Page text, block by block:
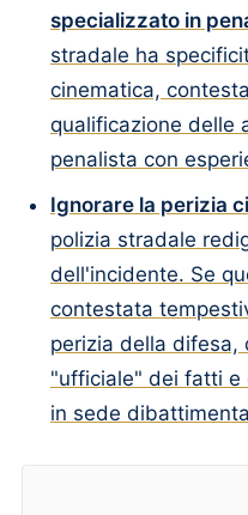
specializzato in
stradale ha
cinematica,
qualificazione delle
penalista con
Ignorare la perizia
polizia stradale
dell'incidente. Se
contestata
perizia della difesa,
"ufficiale" dei fatti e
in sede